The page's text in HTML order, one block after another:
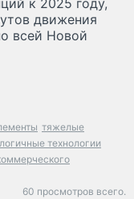
к 2025 году,
движения
всей Новой
тяжелые
технологии
60 просмотров всего.